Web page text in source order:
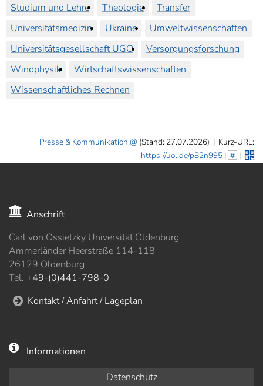
Studium und Lehre
Theologie
Transfer
Universitätsmedizin
Ukraine
Umweltwissenschaften
Universitätsgesellschaft UGO
Versorgungsforschung
Windphysik
Wirtschaftswissenschaften
Wissenschaftliches Rechnen
Presse & Kommunikation (Stand: 27.07.2026) | Kurz-URL:
https://uol.de/p82n995| # |
Anschrift
Carl von Ossietzky Universität Oldenburg
Ammerländer Heerstraße 114-118
26129 Oldenburg
Tel. +49-(0)441-798-0
Kontakt / Anfahrt / Lageplan
Informationen
Datenschutz